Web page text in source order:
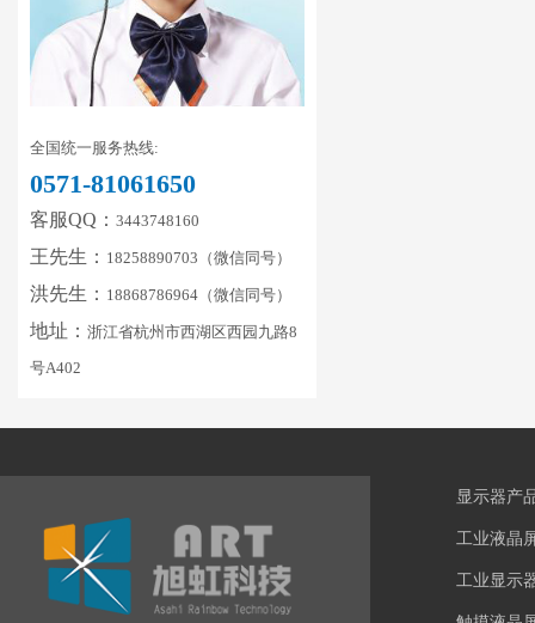
全国统一服务热线:
0571-81061650
客服QQ： 3443748160
王先生： 18258890703（微信同号）
洪先生： 18868786964（微信同号）
地址： 浙江省杭州市西湖区西园九路8
号A402
显示器产
工业液晶
工业显示